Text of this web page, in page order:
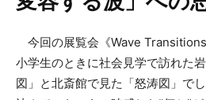
今回の展覧会《Wave Transitions
小学生のときに社会見学で訪れた
図」と北斎館で見た「怒涛図」で